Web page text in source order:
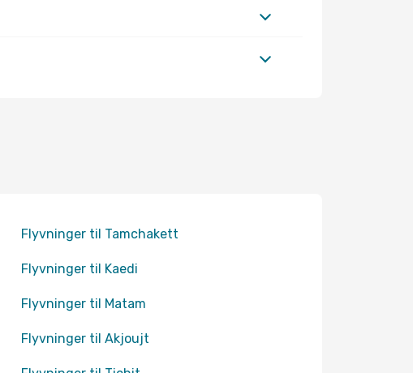
Flyvninger til Tamchakett
Flyvninger til Kaedi
Flyvninger til Matam
Flyvninger til Akjoujt